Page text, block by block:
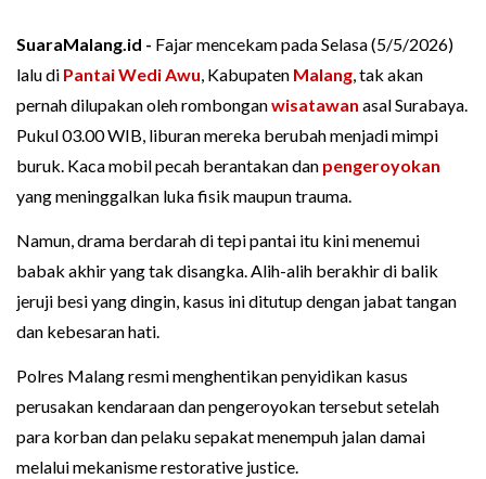
SuaraMalang.id - Fajar mencekam pada Selasa (5/5/2026)
lalu di Pantai Wedi Awu, Kabupaten Malang, tak akan
pernah dilupakan oleh rombonganwisatawan asal Surabaya.
Pukul 03.00 WIB, liburan mereka berubah menjadi mimpi
buruk. Kaca mobil pecah berantakan dan pengeroyokan
yang meninggalkan luka fisik maupun trauma.
Namun, drama berdarah di tepi pantai itu kini menemui
babak akhir yang tak disangka. Alih-alih berakhir di balik
jeruji besi yang dingin, kasus ini ditutup dengan jabat tangan
dan kebesaran hati.
Polres Malang resmi menghentikan penyidikan kasus
perusakan kendaraan dan pengeroyokan tersebut setelah
para korban dan pelaku sepakat menempuh jalan damai
melalui mekanisme restorative justice.